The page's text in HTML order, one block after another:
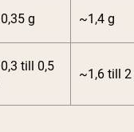
g ~1,4 g
till 0,5
~1,6 till 2